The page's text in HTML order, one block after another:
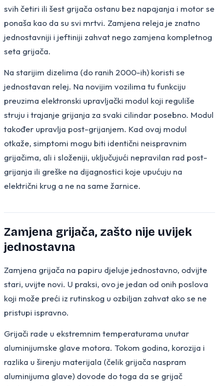
svih četiri ili šest grijača ostanu bez napajanja i motor se
ponaša kao da su svi mrtvi. Zamjena releja je znatno
jednostavniji i jeftiniji zahvat nego zamjena kompletnog
seta grijača.
Na starijim dizelima (do ranih 2000-ih) koristi se
jednostavan relej. Na novijim vozilima tu funkciju
preuzima elektronski upravljački modul koji reguliše
struju i trajanje grijanja za svaki cilindar posebno. Modul
također upravlja post-grijanjem. Kad ovaj modul
otkaže, simptomi mogu biti identični neispravnim
grijačima, ali i složeniji, uključujući nepravilan rad post-
grijanja ili greške na dijagnostici koje upućuju na
električni krug a ne na same žarnice.
Zamjena grijača, zašto nije uvijek
jednostavna
Zamjena grijača na papiru djeluje jednostavno, odvijte
stari, uvijte novi. U praksi, ovo je jedan od onih poslova
koji može preći iz rutinskog u ozbiljan zahvat ako se ne
pristupi ispravno.
Grijači rade u ekstremnim temperaturama unutar
aluminijumske glave motora. Tokom godina, korozija i
razlika u širenju materijala (čelik grijača naspram
aluminijuma glave) dovode do toga da se grijač